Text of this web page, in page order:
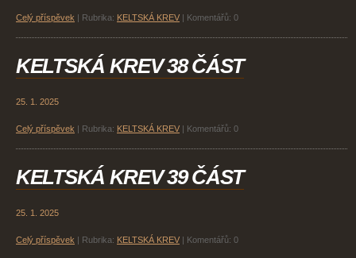
Celý příspěvek Rubrika: KELTSKÁ KREV Komentářů: 0
KELTSKÁ KREV 38 ČÁST
25. 1. 2025
Celý příspěvek Rubrika: KELTSKÁ KREV Komentářů: 0
KELTSKÁ KREV 39 ČÁST
25. 1. 2025
Celý příspěvek Rubrika: KELTSKÁ KREV Komentářů: 0